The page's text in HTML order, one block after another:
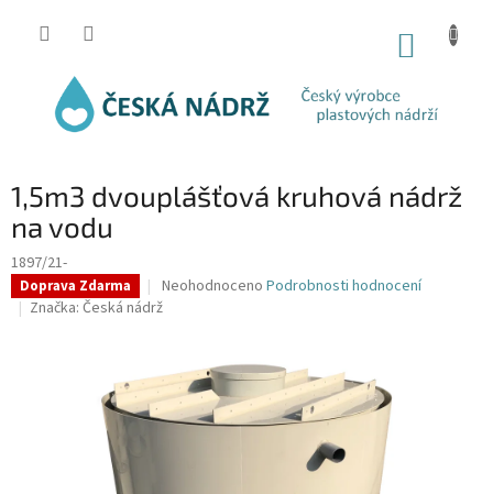
1,5m3 dvouplášťová kruhová nádrž
na vodu
1897/21-
Doprava Zdarma
Průměrné
hodnocení
0,0
z
hvězdiček.
Neohodnoceno Podrobnosti hodnocení
Značka: Česká nádrž